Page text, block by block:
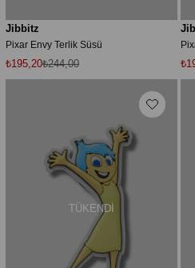
Jibbitz
Pixar Envy Terlik Süsü
₺195,20₺244,00
TÜKENDI